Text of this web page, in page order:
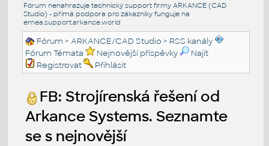
Fórum nenahrazuje technický support firmy ARKANCE (CAD
Studio) - přímá podpora pro zákazníky funguje na
emea.support.arkance.world
Fórum >ARKANCE/CAD Studio > RSS kanály
Fórum Témata
Nejnovější příspěvky
Najít
Registrovat
Přihlásit
FB: Strojírenská řešení od
Arkance Systems. Seznamte
se s nejnovější